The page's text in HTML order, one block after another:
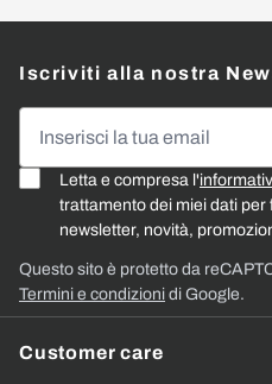
Customer care
Iscriviti alla nostra
Letta e compresa l'
trattamento dei miei dati
newsletter, novità,
Questo sito è protetto da
Termini e condizioni di Google.